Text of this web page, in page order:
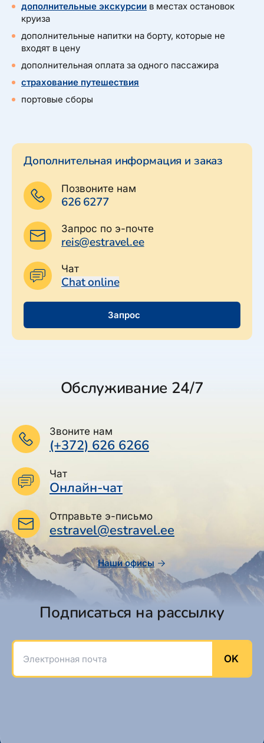
дополнительные экскурсии в местах остановок
круиза
дополнительные напитки на борту, которые не
входят в цену
дополнительная оплата за одного пассажира
страхование путешествия
портовые сборы
Дополнительная информация и заказ
Позвоните нам
626 6277
Запрос по э-почте
reis@estravel.ee
Чат
Chat online
Запрос
Обслуживание 24/7
Звоните нам
(+372) 626 6266
Чат
Онлайн-чат
Отправьте э-письмо
estravel@estravel.ee
Наши офисы
Подписаться на рассылку
Электронная почта
OK